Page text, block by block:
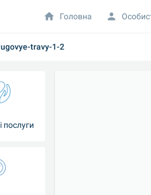
travy-1-2
послуги
Головна